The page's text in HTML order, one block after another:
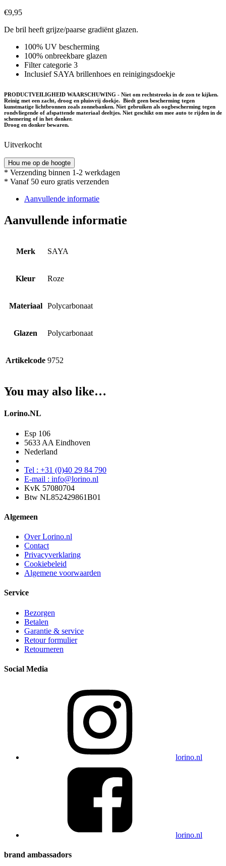
€9,95
De bril heeft grijze/paarse gradiënt glazen.
100% UV bescherming
100% onbreekbare glazen
Filter categorie 3
Inclusief SAYA brillenhoes en reinigingsdoekje
PRODUCTVEILIGHEID WAARSCHUWING - Niet om rechtstreeks in de zon te kijken.
Reinig met een zacht, droog en pluisvrij doekje. Biedt geen bescherming tegen
kunstmatige lichtbronnen zoals zonnebanken. Niet gebruiken als oogbescherming tegen
rondvliegende of afspattende materiaal deeltjes. Niet geschikt om mee auto te rijden in de
schemering of in het donker.
Droog en donker bewaren.
Uitverkocht
Hou me op de hoogte
* Verzending binnen 1-2 werkdagen
* Vanaf 50 euro gratis verzenden
Aanvullende informatie
Aanvullende informatie
Merk SAYA
Kleur Roze
Materiaal Polycarbonaat
Glazen Polycarbonaat
Artikelcode 9752
You may also like…
Lorino.NL
Esp 106
5633 AA Eindhoven
Nederland
Tel : +31 (0)40 29 84 790
E-mail : info@lorino.nl
KvK 57080704
Btw NL852429861B01
Algemeen
Over Lorino.nl
Contact
Privacyverklaring
Cookiebeleid
Algemene voorwaarden
Service
Bezorgen
Betalen
Garantie & service
Retour formulier
Retourneren
Social Media
lorino.nl
lorino.nl
brand ambassadors